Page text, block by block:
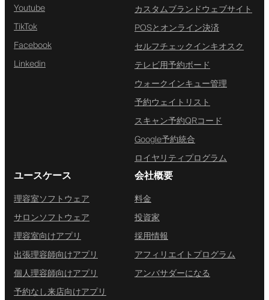
Youtube
TikTok
Facebook
Linkedin
カスタムブランドウェブサイト
POSとオンライン決済
セルフチェックインキオスク
テレビ用予約ボード
ウォークインキュー管理
予約ウェイトリスト
スキャン予約QRコード
Google予約統合
ロイヤリティプログラム
ユースケース
理容室ソフトウェア
サロンソフトウェア
理容室向けアプリ
出張理容師向けアプリ
個人理容師向けアプリ
予約なし来店向けアプリ
会社概要
料金
投資家
採用情報
アフィリエイトプログラム
アンバサダーになる